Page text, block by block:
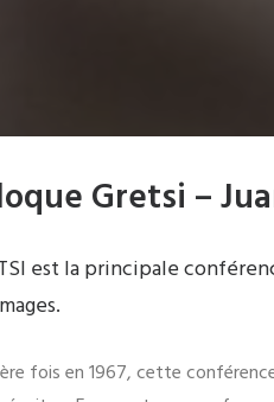
Gretsi –
est la principale
fois en 1967, cette